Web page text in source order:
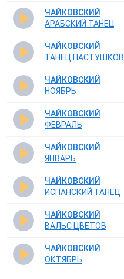
ЧАЙКОВСКИЙ
АРАБСКИЙ ТАНЕЦ
ЧАЙКОВСКИЙ
ТАНЕЦ ПАСТУШКОВ
ЧАЙКОВСКИЙ
НОЯБРЬ
ЧАЙКОВСКИЙ
ФЕВРАЛЬ
ЧАЙКОВСКИЙ
ЯНВАРЬ
ЧАЙКОВСКИЙ
ИСПАНСКИЙ ТАНЕЦ
ЧАЙКОВСКИЙ
ВАЛЬС ЦВЕТОВ
ЧАЙКОВСКИЙ
ОКТЯБРЬ